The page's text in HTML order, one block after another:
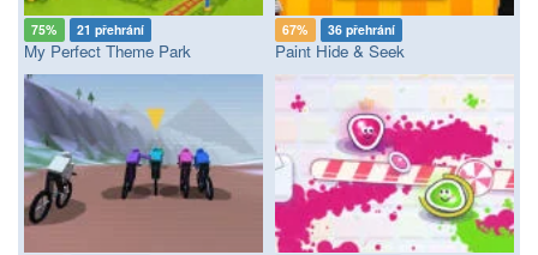
75% 21 přehrání
My Perfect Theme Park
67% 36 přehrání
Paint Hide & Seek